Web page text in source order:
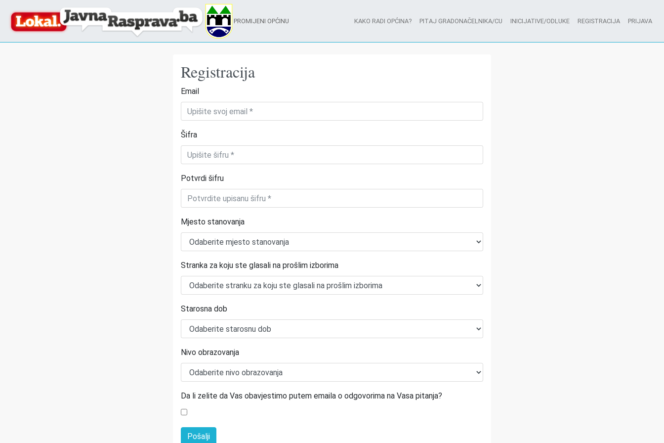
PROMIJENI OPĆINU KAKO RADI OPĆINA? PITAJ GRADONAČELNIKA/CU INICIJATIVE/ODLUKE REGISTRACIJA PRIJAVA
Registracija
Email
Šifra
Potvrdi šifru
Mjesto stanovanja
Stranka za koju ste glasali na prošlim izborima
Starosna dob
Nivo obrazovanja
Da li zelite da Vas obavjestimo putem emaila o odgovorima na Vasa pitanja?